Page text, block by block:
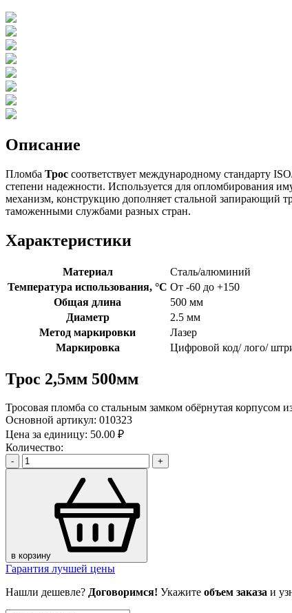
Описание
Пломба Трос соответствует международному стандарту
степени надежности. Используется для опломбирования
механизм, конструкцию дополняет стальной запирающий
таможенными службами разных стран.
Характеристики
Материал
Сталь/алюминий
Температура использования, °C От -60 до +150
Общая длина
500 мм
Диаметр
2.5 мм
Метод маркировки
Лазер
Маркировка
Цифровой код/ лого/
Трос 2,5мм 500мм
Тросовая пломба со стальным замком обёрнутая
Основной артикул: 010323
Цена за единицу: 50.00 ₽
Количество:
- +
в корзину
Гарантия лучшей цены
Нашли дешевле? Договоримся! Укажите объем заказа и